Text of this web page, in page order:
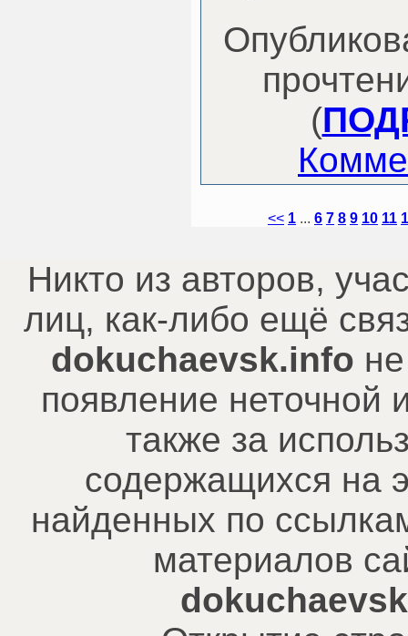
(
<< 1 ... 6 7 8 9 10 11
Никто из авторов,
лиц, как-либо ещё
dokuchaevsk.info
появление
также за
содержащихся на
найденных по
материалов